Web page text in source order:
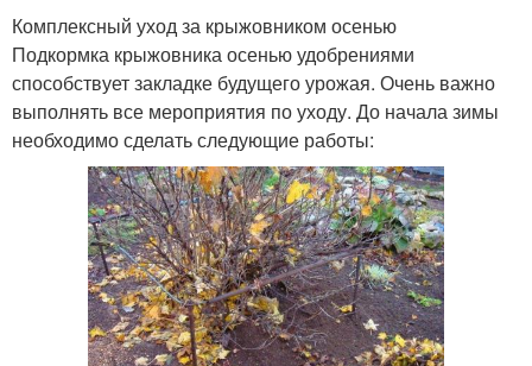
Комплексный уход за крыжовником осенью
Подкормка крыжовника осенью удобрениями
способствует закладке будущего урожая. Очень важно
выполнять все мероприятия по уходу. До начала зимы
необходимо сделать следующие работы: